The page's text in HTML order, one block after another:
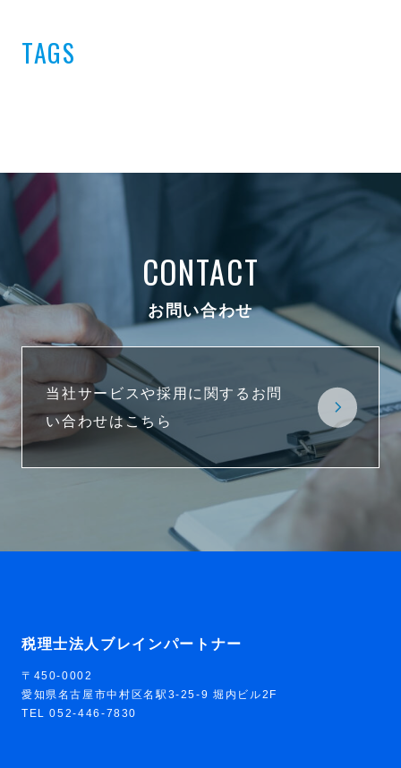
TAGS
CONTACT
お問い合わせ
当社サービスや採用に関するお問
い合わせはこちら
税理士法人ブレインパートナー
〒450-0002
愛知県名古屋市中村区名駅3-25-9 堀内ビル2F
TEL 052-446-7830